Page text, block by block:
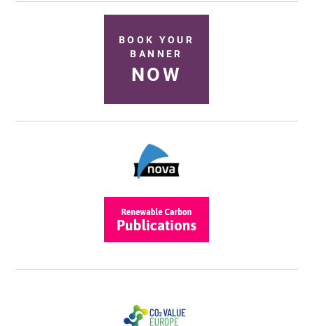
BOOK YOUR
BANNER
NOW